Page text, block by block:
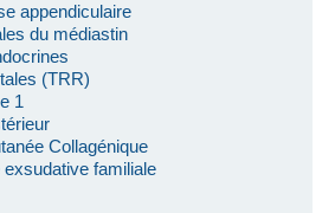
appendiculaire
du médiastin
(TRR)
1
Collagénique
familiale